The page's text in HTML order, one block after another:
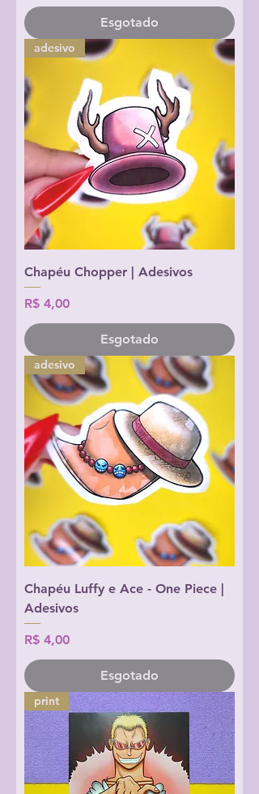
Esgotado
adesivo
Chapéu Chopper | Adesivos
Preço
R$ 4,00
Esgotado
adesivo
Chapéu Luffy e Ace - One Piece |
Adesivos
Preço
R$ 4,00
Esgotado
print